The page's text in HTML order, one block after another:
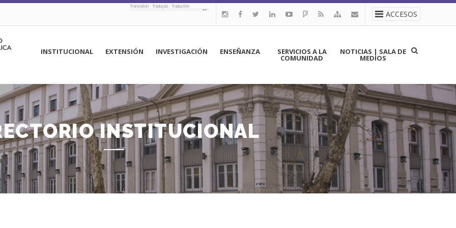
ACCESOS
Translation - Tradução - Traduction
principal
INSTITUCIONAL EXTENSIÓN INVESTIGACIÓN ENSEÑANZA SERVICIOS A LA
COMUNIDAD
NOTICIAS | SALA DE
MEDIOS
INSTITUCIONAL